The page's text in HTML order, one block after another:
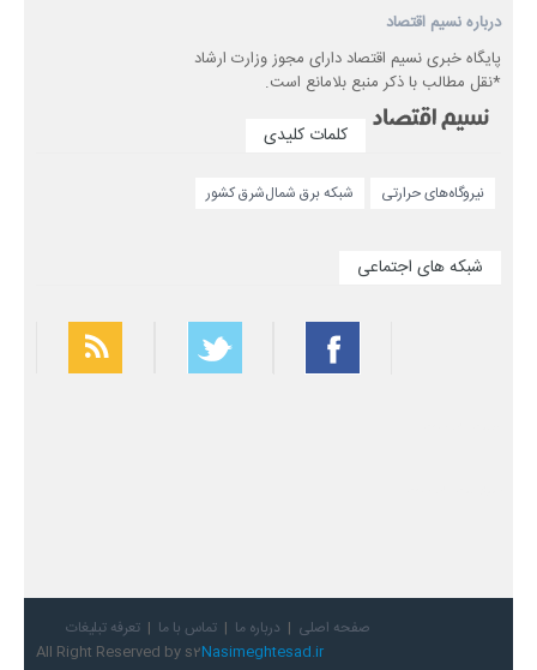
درباره نسیم اقتصاد
پایگاه خبری نسیم اقتصاد دارای مجوز وزارت ارشاد
*نقل مطالب با ذکر منبع بلامانع است.
کلمات کلیدی
نیروگاه‌های حرارتی شبکه برق شمال‌شرق کشور
شبکه های اجتماعی
تعرفه تبلیغات تماس با ما درباره ما
صفحه اصلی
All Right Reserved by s2Nasimeghtesad.ir